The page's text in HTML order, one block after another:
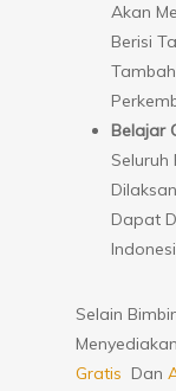
Akan
Berisi
Belajar
Seluruh
Dapat
Selain
Menyediakan
Gratis Dan